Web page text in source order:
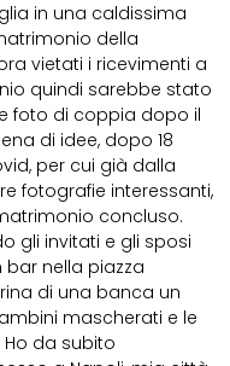
in una caldissima
della
vietati i ricevimenti a
quindi sarebbe stato
foto di coppia dopo il
di idee, dopo 18
per cui già dalla
fotografie interessanti,
concluso.
gli invitati e gli sposi
nella piazza
di una banca un
mascherati e le
da subito